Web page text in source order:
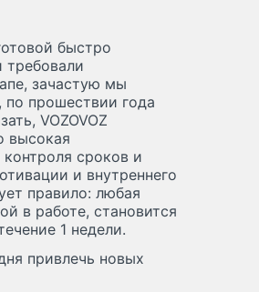
быстро
требовали
зачастую мы
по прошествии года
VOZOVOZ
высокая
сроков и
и внутреннего
правило: любая
в работе, становится
1 недели.
привлечь новых